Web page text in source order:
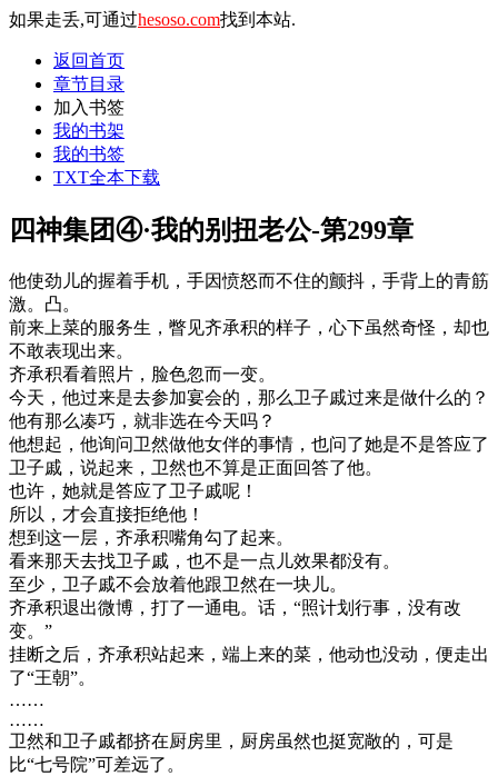
如果走丢,可通过hesoso.com找到本站.
返回首页
章节目录
加入书签
我的书架
我的书签
TXT全本下载
四神集团④·我的别扭老公-第299章
他使劲儿的握着手机，手因愤怒而不住的颤抖，手背上的青筋
激。凸。
前来上菜的服务生，瞥见齐承积的样子，心下虽然奇怪，却也
不敢表现出来。
齐承积看着照片，脸色忽而一变。
今天，他过来是去参加宴会的，那么卫子戚过来是做什么的？
他有那么凑巧，就非选在今天吗？
他想起，他询问卫然做他女伴的事情，也问了她是不是答应了
卫子戚，说起来，卫然也不算是正面回答了他。
也许，她就是答应了卫子戚呢！
所以，才会直接拒绝他！
想到这一层，齐承积嘴角勾了起来。
看来那天去找卫子戚，也不是一点儿效果都没有。
至少，卫子戚不会放着他跟卫然在一块儿。
齐承积退出微博，打了一通电。话，“照计划行事，没有改
变。”
挂断之后，齐承积站起来，端上来的菜，他动也没动，便走出
了“王朝”。
……
……
卫然和卫子戚都挤在厨房里，厨房虽然也挺宽敞的，可是
比“七号院”可差远了。